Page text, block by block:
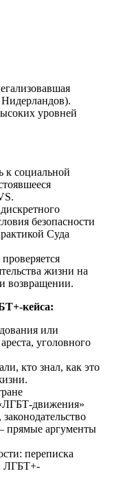
уровней
к социальной
безопасности
Суда
жизни на
возвращении.
кейса:
или
уголовного
кто знал, как это
движения»
прямые аргументы
переписка
ЛГБТ+-